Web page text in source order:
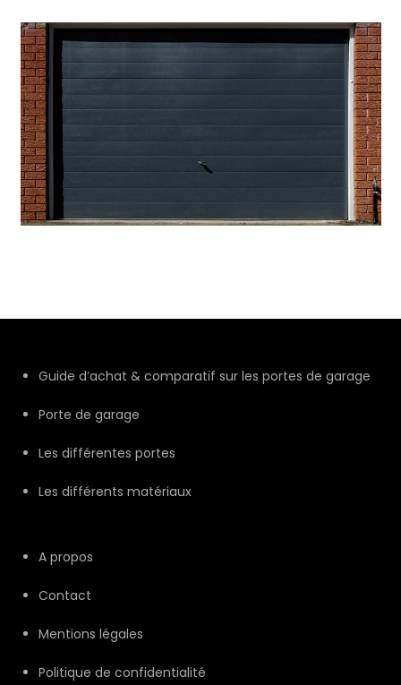
Guide d’achat & comparatif sur les portes de garage
Porte de garage
Les différentes portes
Les différents matériaux
A propos
Contact
Mentions légales
Politique de confidentialité